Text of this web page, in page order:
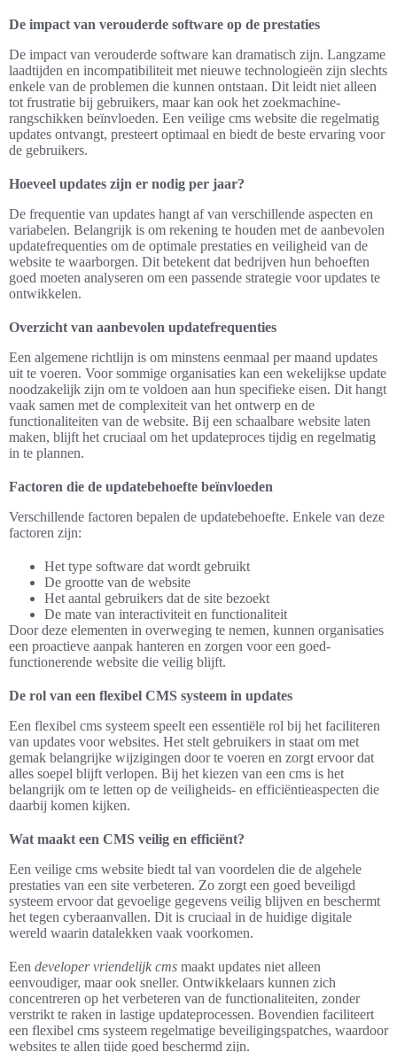
De impact van verouderde software op de prestaties
De impact van verouderde software kan dramatisch zijn. Langzame
laadtijden en incompatibiliteit met nieuwe technologieën zijn slechts
enkele van de problemen die kunnen ontstaan. Dit leidt niet alleen
tot frustratie bij gebruikers, maar kan ook het zoekmachine-
rangschikken beïnvloeden. Een veilige cms website die regelmatig
updates ontvangt, presteert optimaal en biedt de beste ervaring voor
de gebruikers.
Hoeveel updates zijn er nodig per jaar?
De frequentie van updates hangt af van verschillende aspecten en
variabelen. Belangrijk is om rekening te houden met de aanbevolen
updatefrequenties om de optimale prestaties en veiligheid van de
website te waarborgen. Dit betekent dat bedrijven hun behoeften
goed moeten analyseren om een passende strategie voor updates te
ontwikkelen.
Overzicht van aanbevolen updatefrequenties
Een algemene richtlijn is om minstens eenmaal per maand updates
uit te voeren. Voor sommige organisaties kan een wekelijkse update
noodzakelijk zijn om te voldoen aan hun specifieke eisen. Dit hangt
vaak samen met de complexiteit van het ontwerp en de
functionaliteiten van de website. Bij een schaalbare website laten
maken, blijft het cruciaal om het updateproces tijdig en regelmatig
in te plannen.
Factoren die de updatebehoefte beïnvloeden
Verschillende factoren bepalen de updatebehoefte. Enkele van deze
factoren zijn:
Het type software dat wordt gebruikt
De grootte van de website
Het aantal gebruikers dat de site bezoekt
De mate van interactiviteit en functionaliteit
Door deze elementen in overweging te nemen, kunnen organisaties
een proactieve aanpak hanteren en zorgen voor een goed-
functionerende website die veilig blijft.
De rol van een flexibel CMS systeem in updates
Een flexibel cms systeem speelt een essentiële rol bij het faciliteren
van updates voor websites. Het stelt gebruikers in staat om met
gemak belangrijke wijzigingen door te voeren en zorgt ervoor dat
alles soepel blijft verlopen. Bij het kiezen van een cms is het
belangrijk om te letten op de veiligheids- en efficiëntieaspecten die
daarbij komen kijken.
Wat maakt een CMS veilig en efficiënt?
Een veilige cms website biedt tal van voordelen die de algehele
prestaties van een site verbeteren. Zo zorgt een goed beveiligd
systeem ervoor dat gevoelige gegevens veilig blijven en beschermt
het tegen cyberaanvallen. Dit is cruciaal in de huidige digitale
wereld waarin datalekken vaak voorkomen.
Een developer vriendelijk cms maakt updates niet alleen
eenvoudiger, maar ook sneller. Ontwikkelaars kunnen zich
concentreren op het verbeteren van de functionaliteiten, zonder
verstrikt te raken in lastige updateprocessen. Bovendien faciliteert
een flexibel cms systeem regelmatige beveiligingspatches, waardoor
websites te allen tijde goed beschermd zijn.